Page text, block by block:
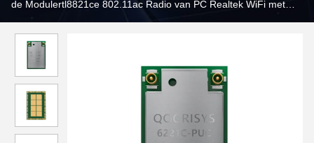
de Modulertl8821ce 802.11ac Radio van PC Realtek WiFi met